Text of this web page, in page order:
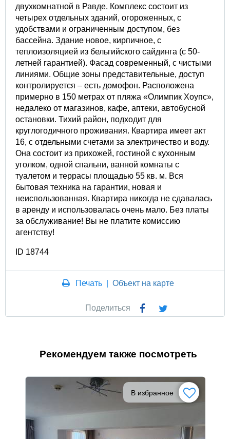
двухкомнатной в Равде. Комплекс состоит из
четырех отдельных зданий, огороженных, с
удобствами и ограниченным доступом, без
бассейна. Здание новое, кирпичное, с
теплоизоляцией из бельгийского сайдинга (с 50-
летней гарантией). Фасад современный, с чистыми
линиями. Общие зоны представительные, доступ
контролируется – есть домофон. Расположена
примерно в 150 метрах от пляжа «Олимпик Хоупс»,
недалеко от магазинов, кафе, аптеки, автобусной
остановки. Тихий район, подходит для
круглогодичного проживания. Квартира имеет акт
16, с отдельными счетами за электричество и воду.
Она состоит из прихожей, гостиной с кухонным
уголком, одной спальни, ванной комнаты с
туалетом и террасы площадью 55 кв. м. Вся
бытовая техника на гарантии, новая и
неиспользованная. Квартира никогда не сдавалась
в аренду и использовалась очень мало. Без платы
за обслуживание! Вы не платите комиссию
агентству!
ID 18744
Печать |Объект на карте
Поделиться
Рекомендуем также посмотреть
В избранное